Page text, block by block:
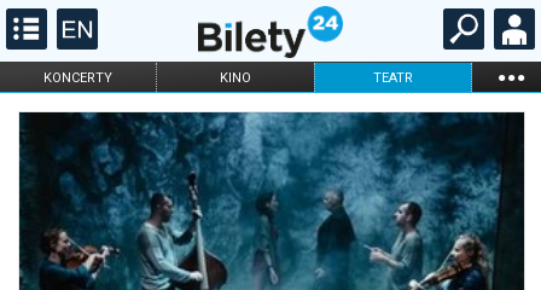
KONCERTY KINO TEATR ...
FILHARMONIA OPERA I BALET
STAND-UP
DLA DZIECI
ONLINE KARNETY